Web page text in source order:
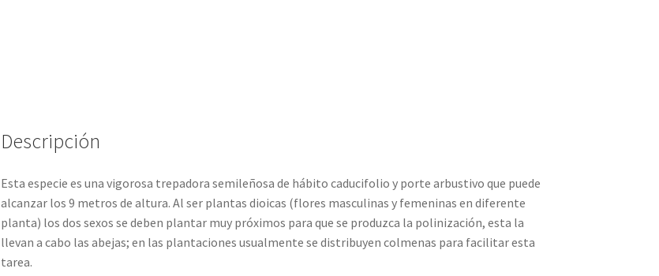
Descripción
Esta especie es una vigorosa trepadora semileñosa de hábito caducifolio y porte arbustivo que puede
alcanzar los 9 metros de altura. Al ser plantas dioicas (flores masculinas y femeninas en diferente
planta) los dos sexos se deben plantar muy próximos para que se produzca la polinización, esta la
llevan a cabo las abejas; en las plantaciones usualmente se distribuyen colmenas para facilitar esta
tarea.